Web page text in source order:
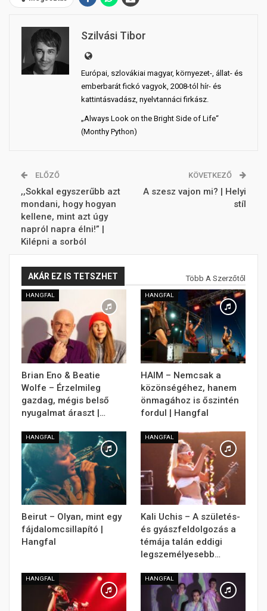
Szilvási Tibor
Európai, szlovákiai magyar, környezet-, állat- és
emberbarát fickó vagyok, 2008-tól hír- és
kattintásvadász, nyelvtannáci firkász.
„Always Look on the Bright Side of Life“
(Monthy Python)
ELŐZŐ
,,Sokkal egyszerűbb azt
mondani, hogy hogyan
kellene, mint azt úgy
napról napra élni!” |
Kilépni a sorból
KÖVETKEZŐ
A szesz vajon mi? | Helyi
stíl
AKÁR EZ IS TETSZHET Több A Szerzőtől
HANGFAL
Brian Eno & Beatie
Wolfe – Érzelmileg
gazdag, mégis belső
nyugalmat áraszt |…
HANGFAL
HAIM – Nemcsak a
közönségéhez, hanem
önmagához is őszintén
fordul | Hangfal
HANGFAL
Beirut – Olyan, mint egy
fájdalomcsillapító |
Hangfal
HANGFAL
Kali Uchis – A születés-
és gyászfeldolgozás a
témája talán eddigi
legszemélyesebb…
HANGFAL HANGFAL